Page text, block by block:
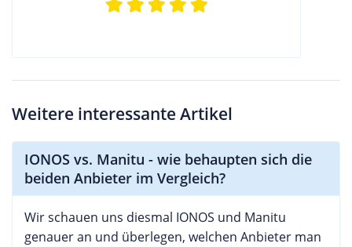
Weitere interessante Artikel
IONOS vs. Manitu - wie behaupten sich die
beiden Anbieter im Vergleich?
Wir schauen uns diesmal IONOS und Manitu
genauer an und überlegen, welchen Anbieter man